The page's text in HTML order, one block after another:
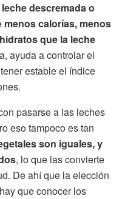
descremada o
menos calorías, menos
que la leche
ayuda a controlar el
estable el índice
pasarse a las leches
eso tampoco es tan
son iguales, y
, lo que las convierte
De ahí que la elección
que conocer los